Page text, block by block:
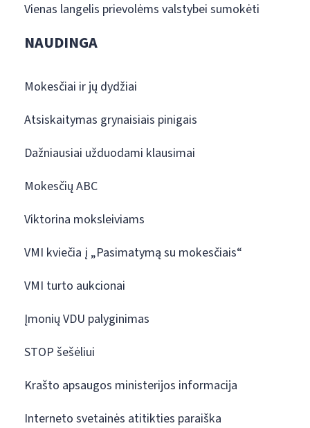
Vienas langelis prievolėms valstybei sumokėti
NAUDINGA
Mokesčiai ir jų dydžiai
Atsiskaitymas grynaisiais pinigais
Dažniausiai užduodami klausimai
Mokesčių ABC
Viktorina moksleiviams
VMI kviečia į „Pasimatymą su mokesčiais“
VMI turto aukcionai
Įmonių VDU palyginimas
STOP šešėliui
Krašto apsaugos ministerijos informacija
Interneto svetainės atitikties paraiška